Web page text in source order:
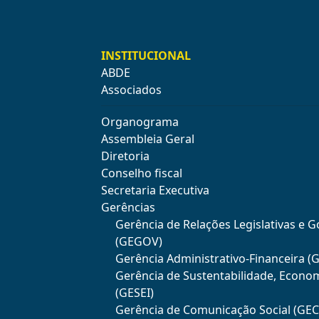
INSTITUCIONAL
ABDE
Associados
Organograma
Assembleia Geral
Diretoria
Conselho fiscal
Secretaria Executiva
Gerências
Gerência de Relações Legislativas e
(GEGOV)
Gerência Administrativo-Financeira
Gerência de Sustentabilidade,
(GESEI)
Gerência de Comunicação Social